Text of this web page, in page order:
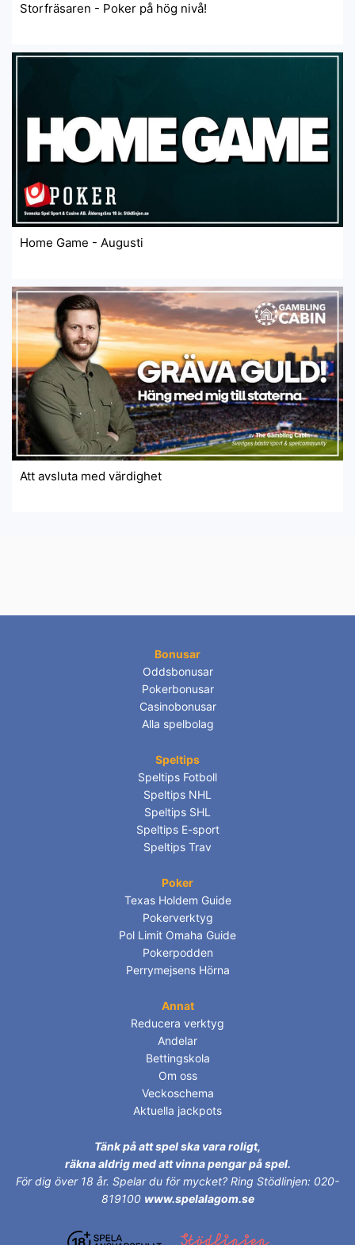
Storfräsaren - Poker på hög nivå!
Home Game - Augusti
Att avsluta med värdighet
Bonusar
Oddsbonusar
Pokerbonusar
Casinobonusar
Alla spelbolag
Speltips
Speltips Fotboll
Speltips NHL
Speltips SHL
Speltips E-sport
Speltips Trav
Poker
Texas Holdem Guide
Pokerverktyg
Pol Limit Omaha Guide
Pokerpodden
Perrymejsens Hörna
Annat
Reducera verktyg
Andelar
Bettingskola
Om oss
Veckoschema
Aktuella jackpots
Tänk på att spel ska vara roligt,
räkna aldrig med att vinna pengar på spel.
För dig över 18 år. Spelar du för mycket? Ring Stödlinjen: 020-
819100 www.spelalagom.se